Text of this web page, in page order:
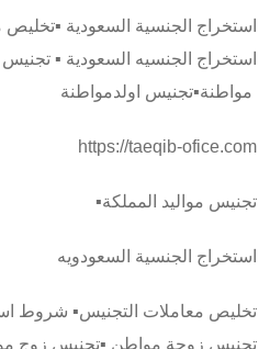
استخراج الجنسية السعودية
استخراج الجنسيه السعودية ▪️
https://taeqib-ofice.com
▪️تجنيس مواليد المملكة
استخراج الجنسية السعودويه
تجنيس زوجة مواطن ▪️تجنيس زوج